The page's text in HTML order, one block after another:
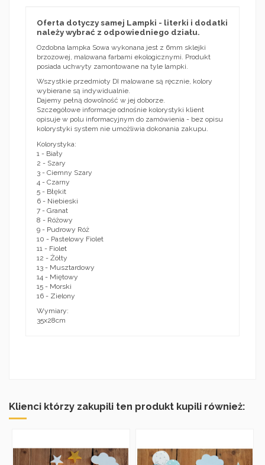
Oferta dotyczy samej Lampki - literki i dodatki
należy wybrać z odpowiedniego działu.
Ozdobna lampka Sowa wykonana jest z 6mm sklejki
brzozowej, malowana farbami ekologicznymi. Produkt
posiada uchwyty zamontowane na tyle lampki.
Wszystkie przedmioty DI malowane są ręcznie, kolory
wybierane są indywidualnie.
Dajemy pełną dowolność w jej doborze.
Szczegółowe informacje odnośnie kolorystyki klient
opisuje w polu informacyjnym do zamówienia - bez opisu
kolorystyki system nie umożliwia dokonania zakupu.
Kolorystyka:
1 - Biały
2 - Szary
3 - Ciemny Szary
4 - Czarny
5 - Błękit
6 - Niebieski
7 - Granat
8 - Różowy
9 - Pudrowy Róż
10 - Pastelowy Fiolet
11 - Fiolet
12 - Żółty
13 - Musztardowy
14 - Miętowy
15 - Morski
16 - Zielony
Wymiary:
35x28cm
Klienci którzy zakupili ten produkt kupili również: